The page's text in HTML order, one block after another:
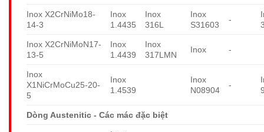
Inox X2CrNiMo18-
14-3
Inox
1.4435
Inox
316L
Inox
S31603
-
Inox X2CrNiMoN17-
13-5
Inox
1.4439
Inox
317LMN
Inox -
Inox
X1NiCrMoCu25-20-
5
Inox
1.4539
Inox
N08904
-
Dòng Austenitic - Các mác đặc biệt